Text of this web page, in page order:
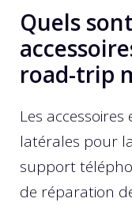
Quels
road-trip
Les
latérales pour
support
de réparation